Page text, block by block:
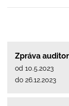
Zpráva
od 10.5.2023
do 26.12.2023